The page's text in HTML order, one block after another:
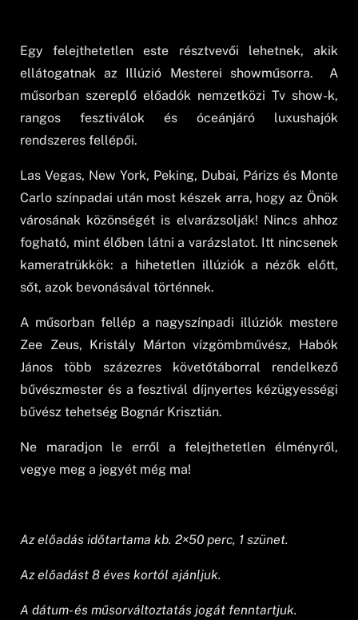
Egy felejthetetlen este résztvevői lehetnek, akik
ellátogatnak az Illúzió Mesterei showműsorra. A
műsorban szereplő előadók nemzetközi Tv show-k,
rangos fesztiválok és óceánjáró luxushajók
rendszeres fellépői.
Las Vegas, New York, Peking, Dubai, Párizs és Monte
Carlo színpadai után most készek arra, hogy az Önök
városának közönségét is elvarázsolják! Nincs ahhoz
fogható, mint élőben látni a varázslatot. Itt nincsenek
kameratrükkök: a hihetetlen illúziók a nézők előtt,
sőt, azok bevonásával történnek.
A műsorban fellép a nagyszínpadi illúziók mestere
Zee Zeus, Kristály Márton vízgömbművész, Habók
János több százezres követőtáborral rendelkező
bűvészmester és a fesztivál díjnyertes kézügyességi
bűvész tehetség Bognár Krisztián.
Ne maradjon le erről a felejthetetlen élményről,
vegye meg a jegyét még ma!
Az előadás időtartama kb. 2×50 perc, 1 szünet.
Az előadást 8 éves kortól ajánljuk.
A dátum- és műsorváltoztatás jogát fenntartjuk.